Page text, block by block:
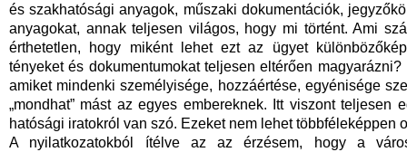
és szakhatósági anyagok, műszaki dokumentációk,
anyagokat, annak teljesen világos, hogy mi történt. Ami
érthetetlen, hogy miként lehet ezt az ügyet
tényeket és dokumentumokat teljesen eltérően
amiket mindenki személyisége, hozzáértése, egyénisége
„mondhat” mást az egyes embereknek. Itt viszont teljesen
hatósági iratokról van szó. Ezeket nem lehet többféleképpen
A nyilatkozatokból ítélve az az érzésem, hogy a